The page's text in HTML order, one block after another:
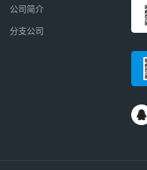
公司简介
分支公司